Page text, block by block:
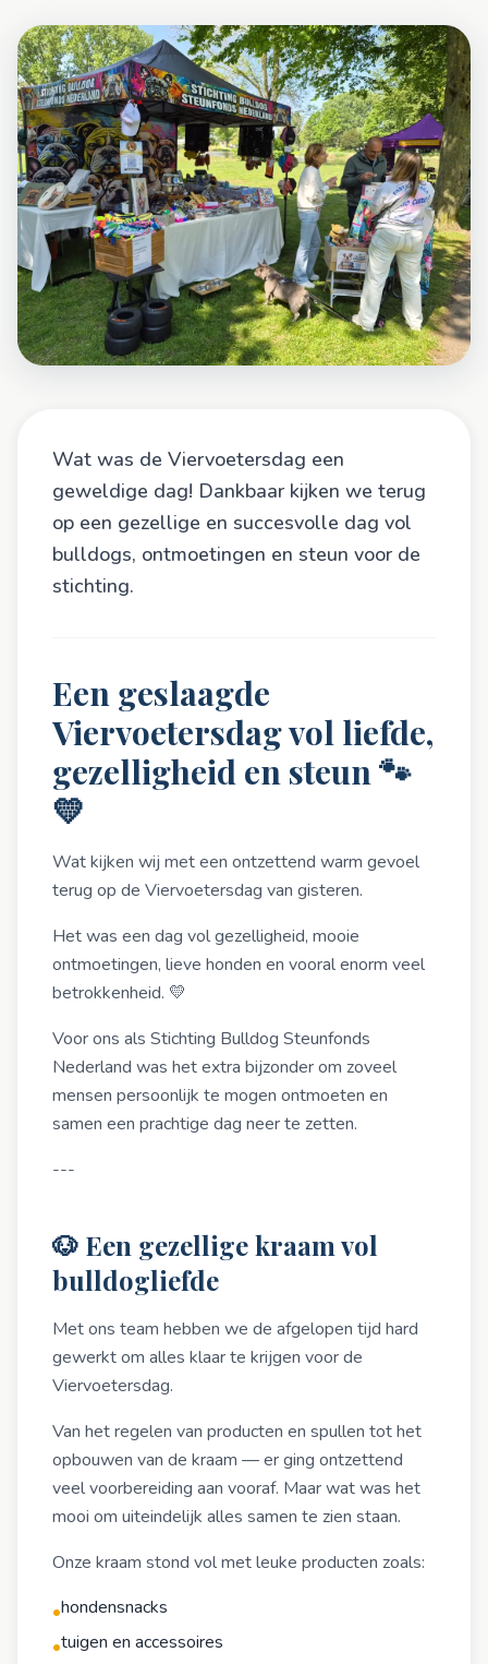
Doneer nu
Wat was de Viervoetersdag een
geweldige dag! Dankbaar kijken we terug
op een gezellige en succesvolle dag vol
bulldogs, ontmoetingen en steun voor de
stichting.
Een geslaagde
Viervoetersdag vol liefde,
gezelligheid en steun 🐾
💛
Wat kijken wij met een ontzettend warm gevoel
terug op de Viervoetersdag van gisteren.
Het was een dag vol gezelligheid, mooie
ontmoetingen, lieve honden en vooral enorm veel
betrokkenheid. 💛
Voor ons als Stichting Bulldog Steunfonds
Nederland was het extra bijzonder om zoveel
mensen persoonlijk te mogen ontmoeten en
samen een prachtige dag neer te zetten.
---
🐶 Een gezellige kraam vol
bulldogliefde
Met ons team hebben we de afgelopen tijd hard
gewerkt om alles klaar te krijgen voor de
Viervoetersdag.
Van het regelen van producten en spullen tot het
opbouwen van de kraam — er ging ontzettend
veel voorbereiding aan vooraf. Maar wat was het
mooi om uiteindelijk alles samen te zien staan.
Onze kraam stond vol met leuke producten zoals:
•hondensnacks
•tuigen en accessoires